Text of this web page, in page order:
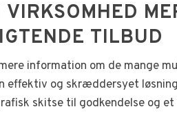
TILBUD
information om de mange
effektiv og skræddersyet
skitse til godkendelse og